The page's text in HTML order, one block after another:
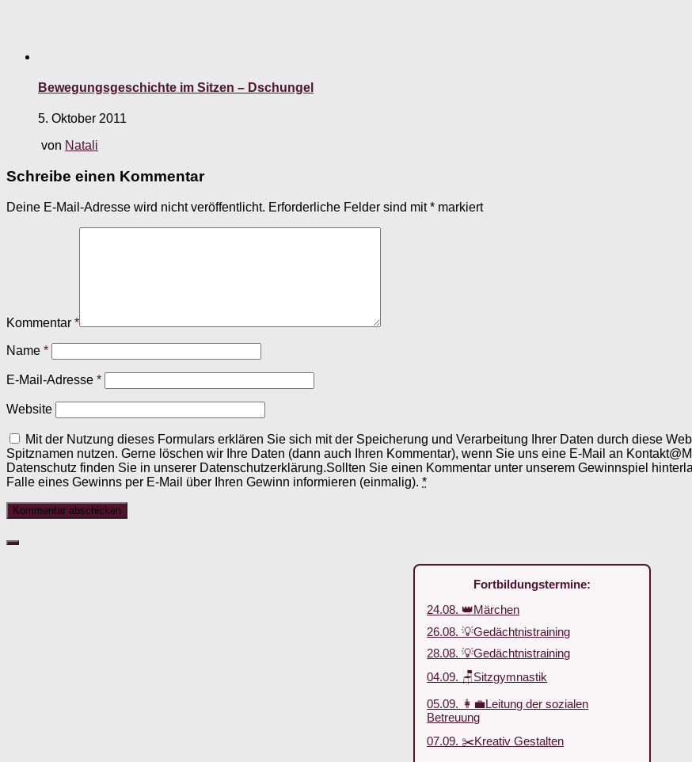
Bewegungsgeschichte im Sitzen – Dschungel
5. Oktober 2011
von Natali
Schreibe einen Kommentar
Deine E-Mail-Adresse wird nicht veröffentlicht. Erforderliche Felder sind mit* markiert
Kommentar *
Name *
E-Mail-Adresse *
Website
Mit der Nutzung dieses Formulars erklären Sie sich mit der Speicherung und Verarbeitung Ihrer Daten durch diese
Spitznamen nutzen. Gerne löschen wir Ihre Daten (dann auch Ihren Kommentar), wenn Sie uns eine E-Mail an
Datenschutz finden Sie in unserer Datenschutzerklärung.Sollten Sie einen Kommentar unter unserem Gewinnspiel
Falle eines Gewinns per E-Mail über Ihren Gewinn informieren (einmalig). *
Fortbildungstermine:
24.08. 👑Märchen
26.08. 💡Gedächtnistraining
28.08. 💡Gedächtnistraining
04.09. 🪑Sitzgymnastik
05.09. 👩‍💼Leitung der sozialen
Betreuung
07.09. ✂️Kreativ Gestalten